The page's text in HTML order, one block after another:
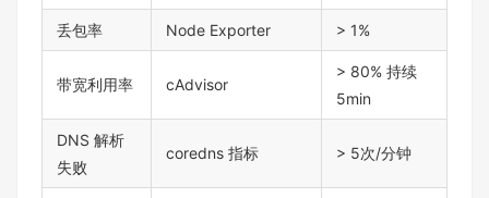
丢包率 Node Exporter > 1%
带宽利用率 cAdvisor
> 80% 持续
5min
DNS 解析
失败
coredns 指标 > 5次/分钟